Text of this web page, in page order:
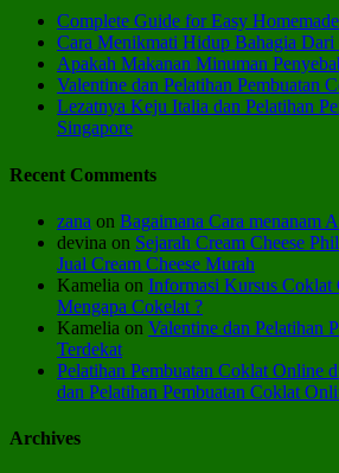
Complete Guide for Easy
Cara Menikmati Hidup Bahagia Dari
Apakah Makanan Minuman
Valentine dan Pelatihan Pembuatan
Lezatnya Keju Italia dan Pelatihan
Singapore
Recent Comments
zana on Bagaimana Cara menanam
devina on Sejarah Cream Cheese
Jual Cream Cheese Murah
Kamelia on Informasi Kursus Coklat
Mengapa Cokelat ?
Kamelia on Valentine dan Pelatihan
Terdekat
Pelatihan Pembuatan Coklat Online
dan Pelatihan Pembuatan Coklat
Archives